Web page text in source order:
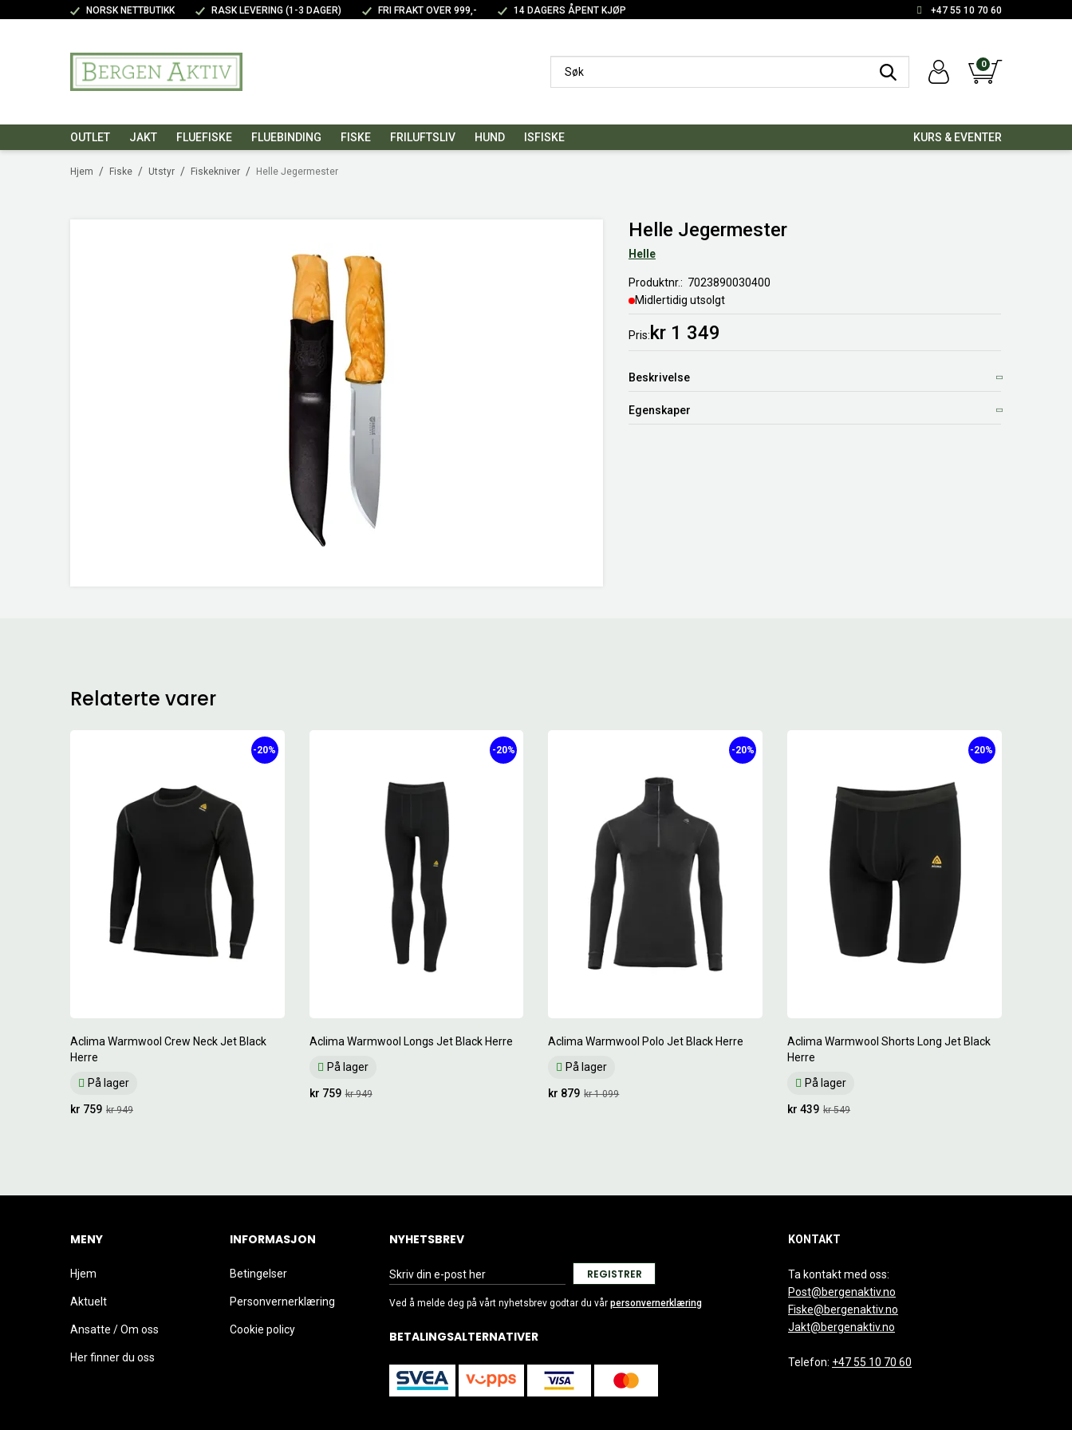
NORSK NETTBUTIKK RASK LEVERING (1-3 DAGER) FRI FRAKT OVER 999,- 14 DAGERS ÅPENT KJØP +47 55 10 70 60
0
OUTLET JAKT FLUEFISKE FLUEBINDING FISKE FRILUFTSLIV HUND ISFISKE KURS & EVENTER
/
Hjem /
Fiske /
Utstyr /
Fiskekniver Helle Jegermester
Helle Jegermester
Helle
Produktnr.
7023890030400
Midlertidig utsolgt
Pris kr 1 349
Beskrivelse
Egenskaper
Relaterte varer
Aclima Warmwool Crew Neck Jet Black
Herre
På lager
-20%
kr 949
kr 759
Aclima Warmwool Longs Jet Black Herre
På lager
-20%
kr 949
kr 759
Aclima Warmwool Polo Jet Black Herre
På lager
-20%
kr 1 099
kr 879
Aclima Warmwool Shorts Long Jet Black
Herre
På lager
-20%
kr 549
kr 439
MENY
Hjem
Aktuelt
Ansatte / Om oss
Her finner du oss
INFORMASJON
Betingelser
Personvernerklæring
Cookie policy
NYHETSBREV
REGISTRER
Ved å melde deg på vårt nyhetsbrev godtar du vår personvernerklæring
BETALINGSALTERNATIVER
KONTAKT
Ta kontakt med oss:
Post@bergenaktiv.no
Fiske@bergenaktiv.no
Jakt@bergenaktiv.no
Telefon: +47 55 10 70 60